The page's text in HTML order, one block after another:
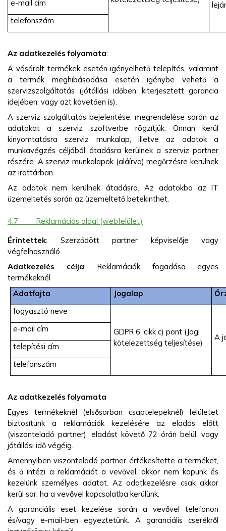
e-mail cím
telefonszám
Az adatkezelés folyamata:
A vásárolt termékek esetén igényelhető telepítés, valamint
a termék meghibásodása esetén igénybe vehető a
szervizszolgáltatás (jótállási időben, kiterjesztett garancia
idejében, vagy azt követően is).
A szerviz szolgáltatás bejelentése, megrendelése során az
adatokat a szerviz szoftverbe rögzítjük. Onnan kerül
kinyomtatásra szerviz munkalap, illetve az adatok a
munkavégzés céljából átadásra kerülnek a szerviz partner
részére. A szerviz munkalapok (aláírva) megőrzésre kerülnek
az irattárban.
Az adatok nem kerülnek átadásra. Az adatokba az IT
üzemeltetés során az üzemeltető betekinthet.
4.7 Reklamációs oldal (webfelület)
Érintettek: Szerződött partner képviselője vagy
végfelhasználó
Adatkezelés célja: Reklamációk fogadása egyes
termékeknél
Adatfajta
Jogalap
fogyasztó neve
GDPR 6. cikk c) pont (Jogi
kötelezettség teljesítése)
A
e-mail cím
telepítési cím
telefonszám
Az adatkezelés folyamata
Egyes termékeknél (elsősorban csaptelepeknél) felületet
biztosítunk a reklamációk kezelésére az eladás előtt
(viszonteladó partner), eladást követő 72 órán belül, vagy
jótállási idő végéig.
Amennyiben viszonteladó partner értékesítette a terméket,
és ő intézi a reklamációt a vevővel, akkor nem kapunk és
kezelünk személyes adatot. Az adatkezelésre csak akkor
kerül sor, ha a vevővel kapcsolatba kerülünk.
A garanciális eset kezelése során a vevővel telefonon
és/vagy e-mail-ben egyeztetünk. A garanciális cserékről